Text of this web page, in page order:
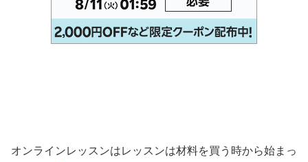
オンラインレッスンはレッスンは材料を買う時から始まっ